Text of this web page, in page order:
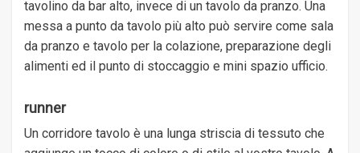
tavolino da bar alto, invece di un tavolo da pranzo. Una
messa a punto da tavolo più alto può servire come sala
da pranzo e tavolo per la colazione, preparazione degli
alimenti ed il punto di stoccaggio e mini spazio ufficio.
runner
Un corridore tavolo è una lunga striscia di tessuto che